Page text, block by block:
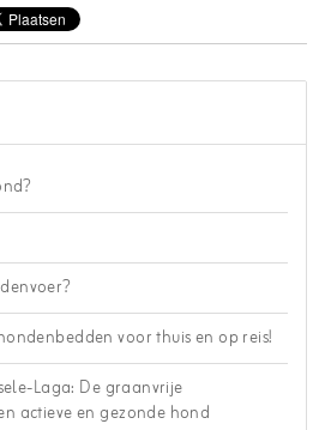
voor thuis en op reis!
Laga: De graanvrije
actieve en gezonde hond